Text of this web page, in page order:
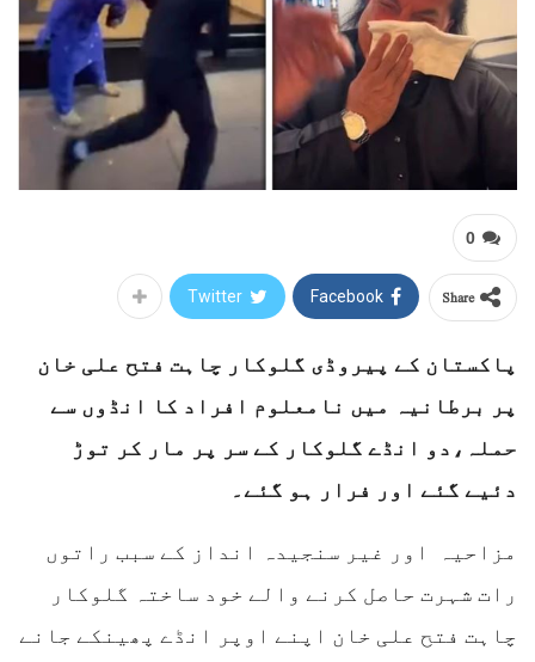
0
Share
Facebook
Twitter
پاکستان کے پیروڈی گلوکار چاہت فتح علی خان
پر برطانیہ میں نامعلوم افراد کا انڈوں سے
حملہ،دو انڈے گلوکار کے سر پر مار کر توڑ
دئیے گئے اور فرار ہو گئے۔
مزاحیہ اور غیر سنجیدہ انداز کے سبب راتوں
رات شہرت حاصل کرنے والے خود ساختہ گلوکار
چاہت فتح علی خان اپنے اوپر انڈے پھینکے جانے